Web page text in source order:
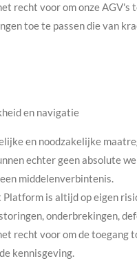
recht voor om onze
toe te passen die van
en navigatie
en noodzakelijke
echter geen absolute
middelenverbintenis.
Platform is altijd op eigen
onderbrekingen,
recht voor om de
kennisgeving.